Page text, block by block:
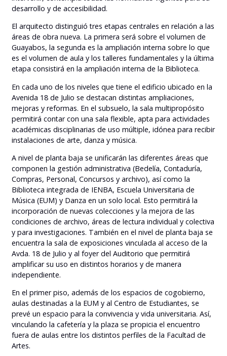
desarrollo y de accesibilidad.
El arquitecto distinguió tres etapas centrales en relación a las
áreas de obra nueva. La primera será sobre el volumen de
Guayabos, la segunda es la ampliación interna sobre lo que
es el volumen de aula y los talleres fundamentales y la última
etapa consistirá en la ampliación interna de la Biblioteca.
En cada uno de los niveles que tiene el edificio ubicado en la
Avenida 18 de Julio se destacan distintas ampliaciones,
mejoras y reformas. En el subsuelo, la sala multipropósito
permitirá contar con una sala flexible, apta para actividades
académicas disciplinarias de uso múltiple, idónea para recibir
instalaciones de arte, danza y música.
A nivel de planta baja se unificarán las diferentes áreas que
componen la gestión administrativa (Bedelía, Contaduría,
Compras, Personal, Concursos y archivo), así como la
Biblioteca integrada de IENBA, Escuela Universitaria de
Música (EUM) y Danza en un solo local. Esto permitirá la
incorporación de nuevas colecciones y la mejora de las
condiciones de archivo, áreas de lectura individual y colectiva
y para investigaciones. También en el nivel de planta baja se
encuentra la sala de exposiciones vinculada al acceso de la
Avda. 18 de Julio y al foyer del Auditorio que permitirá
amplificar su uso en distintos horarios y de manera
independiente.
En el primer piso, además de los espacios de cogobierno,
aulas destinadas a la EUM y al Centro de Estudiantes, se
prevé un espacio para la convivencia y vida universitaria. Así,
vinculando la cafetería y la plaza se propicia el encuentro
fuera de aulas entre los distintos perfiles de la Facultad de
Artes.